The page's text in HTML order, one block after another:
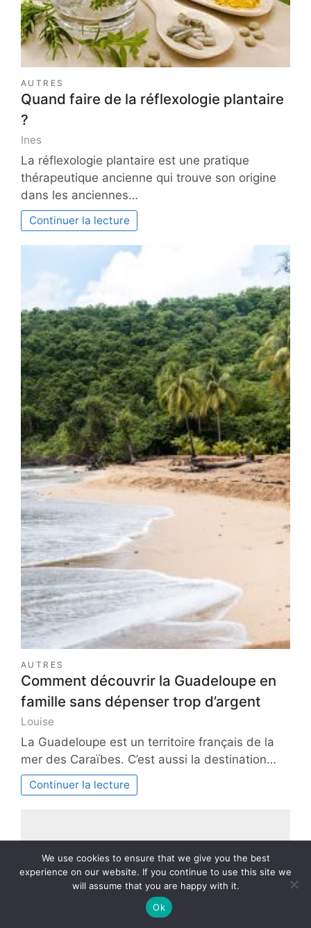
AUTRES
Quand faire de la réflexologie plantaire
?
Ines
La réflexologie plantaire est une pratique
thérapeutique ancienne qui trouve son origine
dans les anciennes…
Continuer la lecture
AUTRES
Comment découvrir la Guadeloupe en
famille sans dépenser trop d’argent
Louise
La Guadeloupe est un territoire français de la
mer des Caraïbes. C’est aussi la destination…
Continuer la lecture
We use cookies to ensure that we give you the best
experience on our website. If you continue to use this site we
will assume that you are happy with it.
Ok